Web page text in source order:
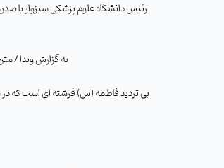
رئیس دانشگاه علوم پزشکی سبزوار با
به گزارش وبدا /
بی تردید فاطمه (س) فرشته ای است که در